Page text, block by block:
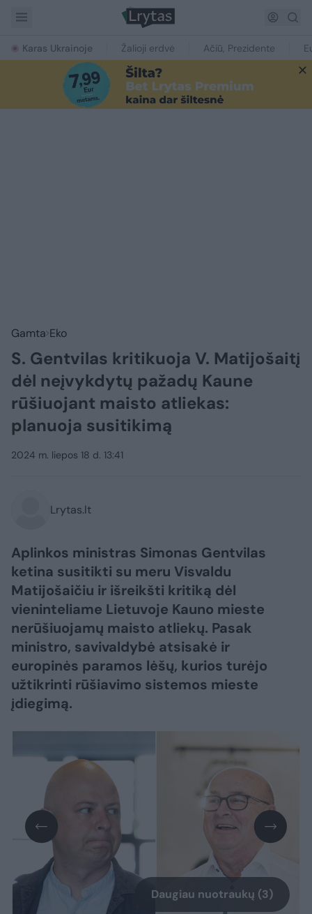
Karas Ukrainoje Žalioji erdvė Ačiū, Prezidente
Gamta Eko
S. Gentvilas kritikuoja V. Matijošaitį
dėl neįvykdytų pažadų Kaune
rūšiuojant maisto atliekas:
planuoja susitikimą
2024 m. liepos 18 d. 13:41
Lrytas.lt
Aplinkos ministras Simonas Gentvilas
ketina susitikti su meru Visvaldu
Matijošaičiu ir išreikšti kritiką dėl
vieninteliame Lietuvoje Kauno mieste
nerūšiuojamų maisto atliekų. Pasak
ministro, savivaldybė atsisakė ir
europinės paramos lėšų, kurios turėjo
užtikrinti rūšiavimo sistemos mieste
įdiegimą.
Daugiau nuotraukų (3)